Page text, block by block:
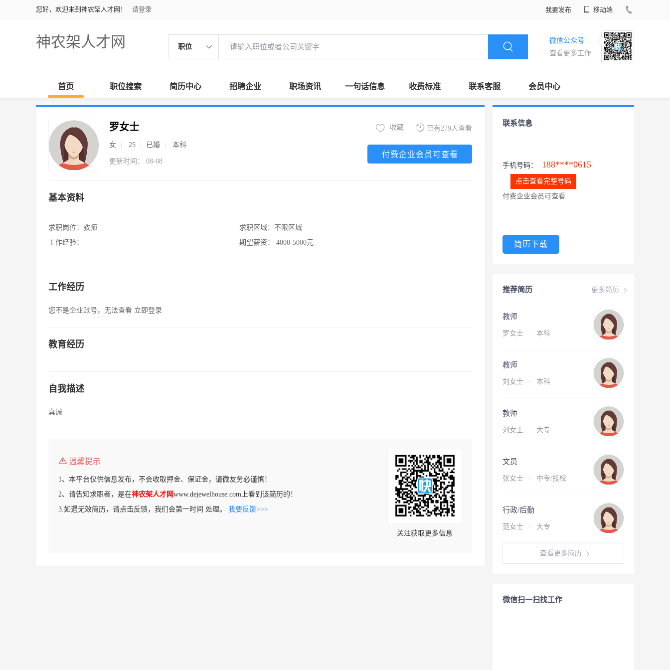
您好，欢迎来到神农架人才网！ 请登录 我要发布 移动端
神农架人才网 职位
微信公众号
查看更多工作
首页 职位搜索 简历中心 招聘企业 职场资讯 一句话信息 收费标准 联系客服 会员中心
罗女士
女 25 已婚 本科
更新时间： 08-08
已有279人查看
收藏
付费企业会员可查看
基本资料
求职岗位： 教师
工作经验：
求职区域： 不限区域
期望薪资：
4000-5000元
工作经历
您不是企业账号，无法查看 立即登录
教育经历
自我描述
真诚
温馨提示
1、本平台仅供信息发布，不会收取押金、保证金，请微友务必谨慎！
2、请告知求职者，是在神农架人才网www.dejewelhouse.com上看到该简历的！
3.如遇无效简历，请点击反馈，我们会第一时间 处理。 我要反馈>>>
关注获取更多信息
联系信息
手机号码： 188****0615
点击查看完整号码
付费企业会员可查看
简历下载
更多简历
推荐简历
教师
罗女士 · 本科
教师
刘女士 · 本科
教师
刘女士 · 大专
文员
张女士 · 中专/技校
行政/后勤
范女士 · 大专
查看更多简历
微信扫一扫找工作